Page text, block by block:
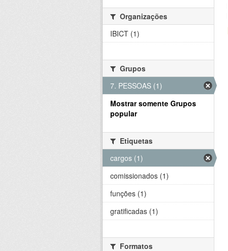
Organizações
IBICT (1)
Grupos
7. PESSOAS (1)
Mostrar somente Grupos
popular
Etiquetas
cargos (1)
comissionados (1)
funções (1)
gratificadas (1)
Formatos